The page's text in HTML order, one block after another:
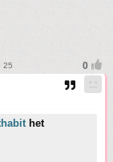
25
het